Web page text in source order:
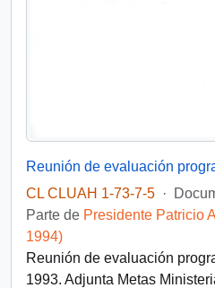
CL CLUAH 1-73-7-5 ·
Parte de Presidente Patricio
1994)
Reunión de evaluación
1993. Adjunta Metas